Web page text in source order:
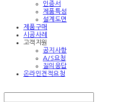
인증서
제품특성
설계도면
제품구매
시공사례
고객지원
공지사항
A/S요청
질의응답
온라인견적요청